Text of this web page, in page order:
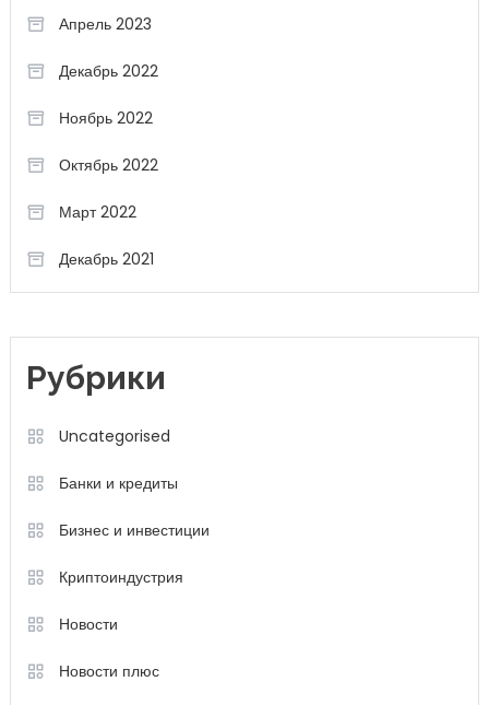
Апрель 2023
Декабрь 2022
Ноябрь 2022
Октябрь 2022
Март 2022
Декабрь 2021
Рубрики
Uncategorised
Банки и кредиты
Бизнес и инвестиции
Криптоиндустрия
Новости
Новости плюс